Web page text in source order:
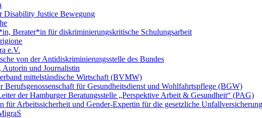
Justice Bewegung
Berater*in für diskriminierungskritische Schulungsarbeit
e.V.
von der Antidiskriminierungsstelle des Bundes
und Journalistin
mittelständische Wirtschaft (BVMW)
für Gesundheitsdienst und Wohlfahrtspflege (BGW)
der Hamburger Beratungsstelle „Perspektive Arbeit & Gesundheit“ (PAG)
Arbeitssicherheit und Gender-Expertin für die gesetzliche Unfallversicherung